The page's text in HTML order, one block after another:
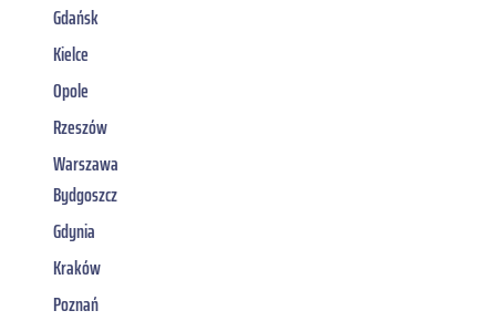
Gdańsk
Kielce
Opole
Rzeszów
Warszawa
Bydgoszcz
Gdynia
Kraków
Poznań